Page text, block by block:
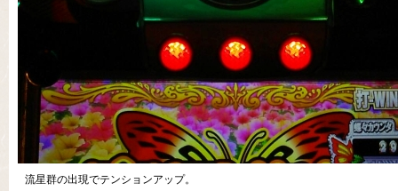
流星群の出現でテンションアップ。